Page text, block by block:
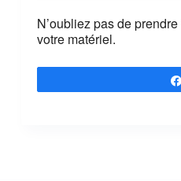
N’oubliez pas de
votre matériel.